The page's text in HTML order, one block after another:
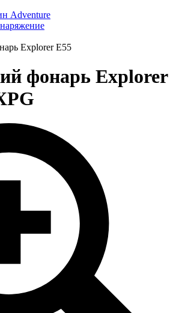
Adventure
Explorer E55
фонарь Explorer